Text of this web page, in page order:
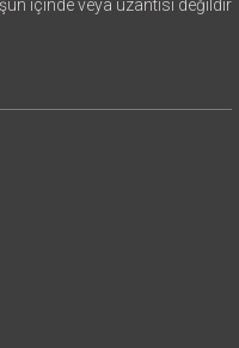
içinde veya uzantısı değildir